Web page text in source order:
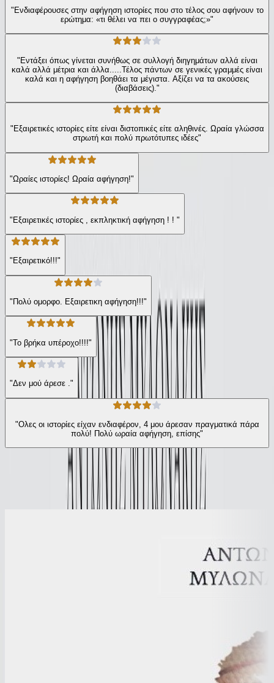
"Ενδιαφέρουσες στην αφήγηση ιστορίες που στο τέλος σου αφήνουν το
ερώτημα: «τι θέλει να πει ο συγγραφέας;»"
"Εντάξει όπως γίνεται συνήθως σε συλλογή διηγημάτων αλλά είναι
καλά αλλά μέτρια και άλλα.....Τέλος πάντων σε γενικές γραμμές είναι
καλά και η αφήγηση βοηθάει τα μέγιστα. Αξίζει να τα ακούσεις
(διαβάσεις)."
"Εξαιρετικές ιστορίες είτε είναι διστοπικές είτε αληθινές. Ωραία γλώσσα
στρωτή και πολύ πρωτότυπες ιδέες"
"Ωραίες ιστορίες! Ωραία αφήγηση!"
"Εξαιρετικές ιστορίες , εκπληκτική αφήγηση ! ! "
"Εξαιρετικό!!!"
"Πολύ ομορφο. Εξαιρετικη αφήγηση!!!"
"Το βρήκα υπέροχο!!!!"
"Δεν μού άρεσε ."
"Ολες οι ιστορίες είχαν ενδιαφέρον, 4 μου άρεσαν πραγματικά πάρα
πολύ! Πολύ ωραία αφήγηση, επίσης"
Ίδιος συγγραφέας